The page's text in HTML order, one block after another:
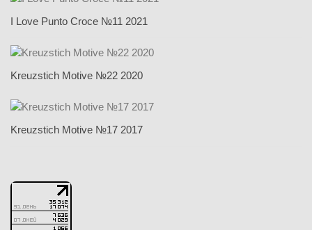
I Love Punto Croce №11 2021
Kreuzstich Motive №22 2020
Kreuzstich Motive №17 2017